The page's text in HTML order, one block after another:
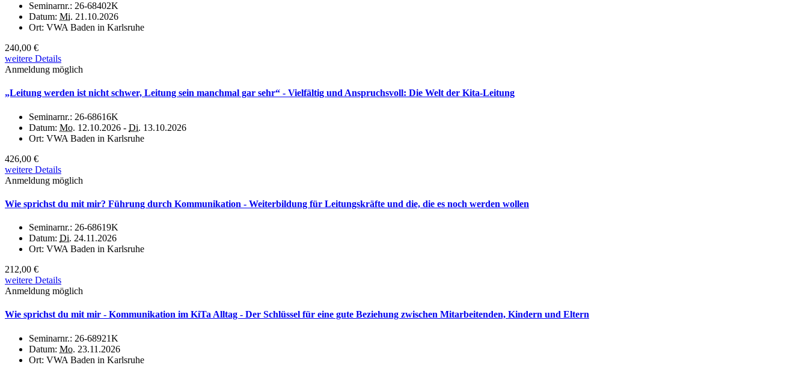
Seminarnr.: 26-68402K
Datum: Mi. 21.10.2026
Ort: VWA Baden in Karlsruhe
240,00 €
weitere Details
Anmeldung möglich
„Leitung werden ist nicht schwer, Leitung sein manchmal gar sehr“ - Vielfältig und Anspruchsvoll: Die Welt der Kita-Leitung
Seminarnr.: 26-68616K
Datum: Mo. 12.10.2026 - Di. 13.10.2026
Ort: VWA Baden in Karlsruhe
426,00 €
weitere Details
Anmeldung möglich
Wie sprichst du mit mir? Führung durch Kommunikation - Weiterbildung für Leitungskräfte und die, die es noch werden wollen
Seminarnr.: 26-68619K
Datum: Di. 24.11.2026
Ort: VWA Baden in Karlsruhe
212,00 €
weitere Details
Anmeldung möglich
Wie sprichst du mit mir - Kommunikation im KiTa Alltag - Der Schlüssel für eine gute Beziehung zwischen Mitarbeitenden, Kindern und Eltern
Seminarnr.: 26-68921K
Datum: Mo. 23.11.2026
Ort: VWA Baden in Karlsruhe